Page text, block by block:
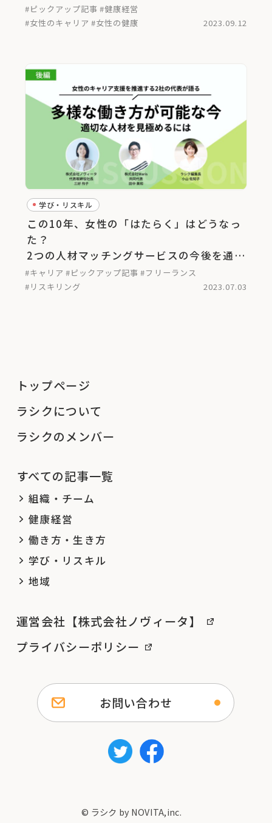
#ピックアップ記事 #健康経営
#女性のキャリア #女性の健康 2023.09.12
学び・リスキル
この10年、女性の「はたらく」はどうなっ
た？
2つの人材マッチングサービスの今後を通し
て考える＜後編＞
#キャリア #ピックアップ記事 #フリーランス
#リスキリング
2023.07.03
トップページ
ラシクについて
ラシクのメンバー
すべての記事一覧
組織・チーム
健康経営
働き方・生き方
学び・リスキル
地域
運営会社【株式会社ノヴィータ】
プライバシーポリシー
お問い合わせ
© ラシク by NOVITA,inc.